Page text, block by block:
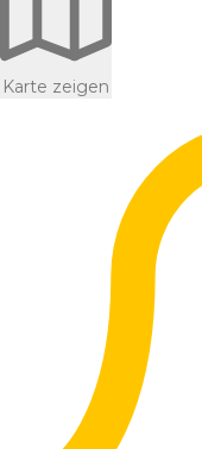
Karte zeigen